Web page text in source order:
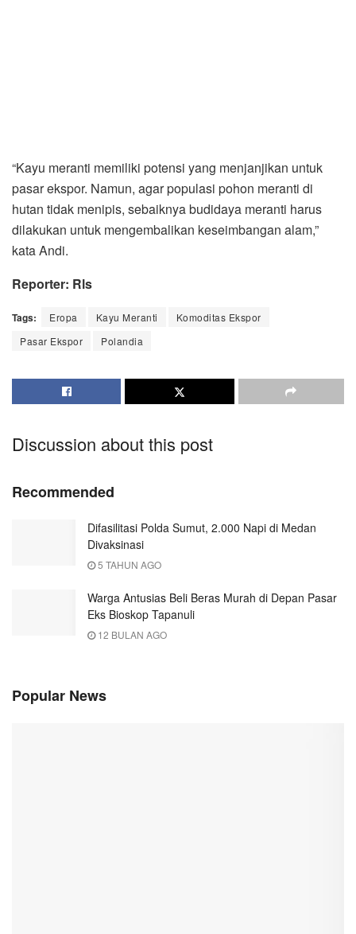
“Kayu meranti memiliki potensi yang menjanjikan untuk
pasar ekspor. Namun, agar populasi pohon meranti di
hutan tidak menipis, sebaiknya budidaya meranti harus
dilakukan untuk mengembalikan keseimbangan alam,”
kata Andi.
Reporter: Rls
Tags: Eropa Kayu Meranti
Komoditas Ekspor
Pasar Ekspor
Polandia
Discussion about this post
Recommended
Difasilitasi Polda Sumut, 2.000 Napi di Medan
Divaksinasi
5 TAHUN AGO
Warga Antusias Beli Beras Murah di Depan Pasar
Eks Bioskop Tapanuli
12 BULAN AGO
Popular News